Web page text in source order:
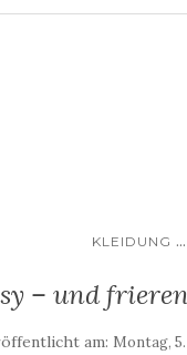
KLEIDUNG ...
– und
am: Montag, 5.